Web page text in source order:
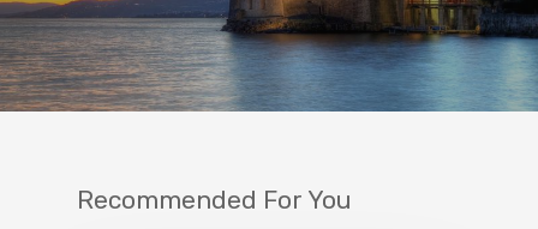
Recommended For You